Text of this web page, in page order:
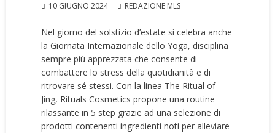
10 GIUGNO 2024 REDAZIONE MLS
Nel giorno del solstizio d’estate si celebra anche
la Giornata Internazionale dello Yoga, disciplina
sempre più apprezzata che consente di
combattere lo stress della quotidianità e di
ritrovare sé stessi. Con la linea The Ritual of
Jing, Rituals Cosmetics propone una routine
rilassante in 5 step grazie ad una selezione di
prodotti contenenti ingredienti noti per alleviare